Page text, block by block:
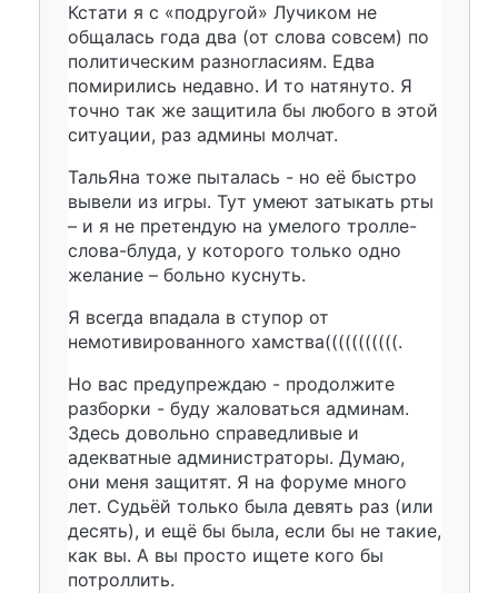
Кстати я с «подругой» Лучиком не
общалась года два (от слова совсем) по
политическим разногласиям. Едва
помирились недавно. И то натянуто. Я
точно так же защитила бы любого в этой
ситуации, раз админы молчат.
ТальЯна тоже пыталась - но её быстро
вывели из игры. Тут умеют затыкать рты
– и я не претендую на умелого тролле-
слова-блуда, у которого только одно
желание – больно куснуть.
Я всегда впадала в ступор от
немотивированного хамства(((((((((((.
Но вас предупреждаю - продолжите
разборки - буду жаловаться админам.
Здесь довольно справедливые и
адекватные администраторы. Думаю,
они меня защитят. Я на форуме много
лет. Судьёй только была девять раз (или
десять), и ещё бы была, если бы не такие,
как вы. А вы просто ищете кого бы
потроллить.